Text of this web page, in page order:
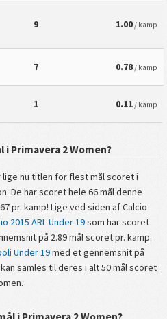
9 1.00/ kamp
7 0.78/ kamp
1 0.11/ kamp
Primavera 2 Women?
lige nu titlen for flest mål scoret i
De har scoret hele 66 mål denne
pr. kamp! Lige ved siden af Calcio
2015 ARL Under 19som har scoret
på 2.89 mål scoret pr. kamp.
Under 19med et gennemsnit på
samles til deres i alt 50 mål scoret
i Primavera 2 Women?